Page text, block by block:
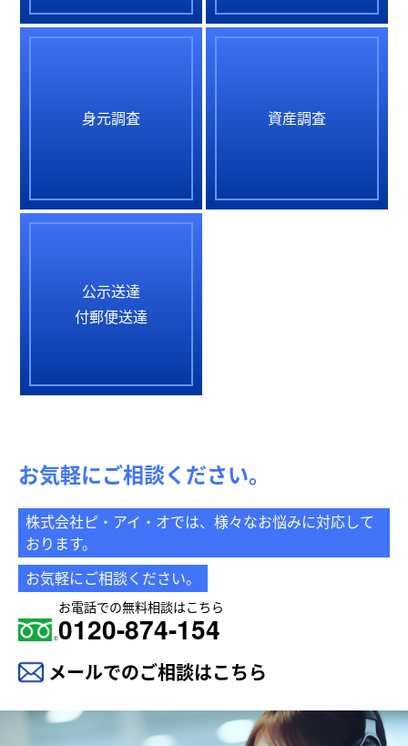
身元調査 資産調査
公示送達
付郵便送達
お気軽にご相談ください。
株式会社ピ・アイ・オでは、様々なお悩みに対応して
おります。
お気軽にご相談ください。
お電話での無料相談はこちら
0120-874-154
メールでのご相談はこちら